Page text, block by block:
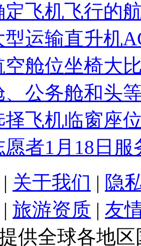
定飞机飞行的
型运输直升机
空舱位坐椅大
、公务舱和头
择飞机临窗座
者1月18日服
| 关于我们 | 隐
| 旅游资质 | 友
供全球各地